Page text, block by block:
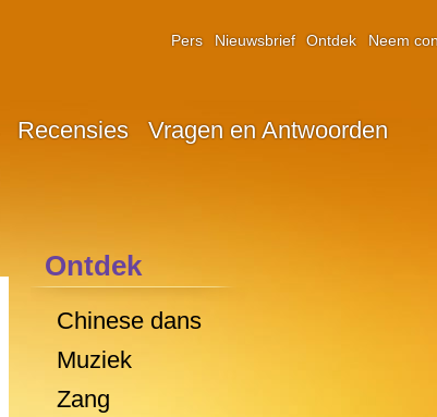
Recensies Vragen en Antwoorden
Pers Nieuwsbrief Ontdek Neem
Ontdek
Chinese dans
Muziek
Zang